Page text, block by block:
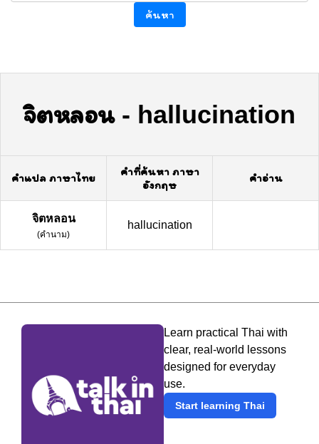
ค้นหา
จิตหลอน- hallucination
คำแปล ภาษาไทย
คำที่ค้นหา ภาษา
อังกฤษ
คำอ่าน
จิตหลอน
(คำนาม)
hallucination
Learn practical Thai with
clear, real-world lessons
designed for everyday
use.
Start learning Thai